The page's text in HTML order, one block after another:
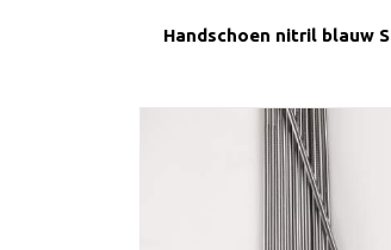
Handschoen nitril blauw S